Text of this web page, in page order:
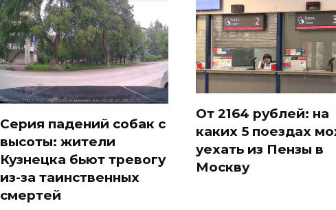
Серия падений собак с
высоты: жители
Кузнецка бьют тревогу
из-за таинственных
смертей
От 2164 рублей: на
каких 5 поездах
уехать из Пензы в
Москву